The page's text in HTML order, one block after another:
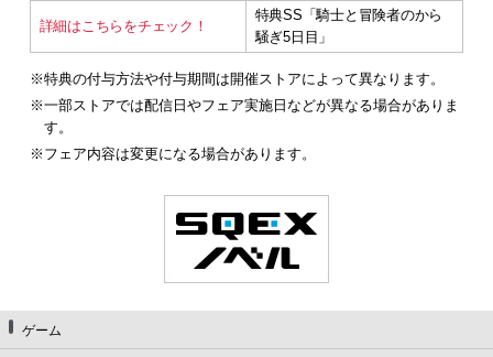
詳細はこちらをチェック！
特典SS「騎士と冒険者のから
騒ぎ5日目」
※特典の付与方法や付与期間は開催ストアによって異なります。
※一部ストアでは配信日やフェア実施日などが異なる場合がありま
す。
※フェア内容は変更になる場合があります。
ゲーム